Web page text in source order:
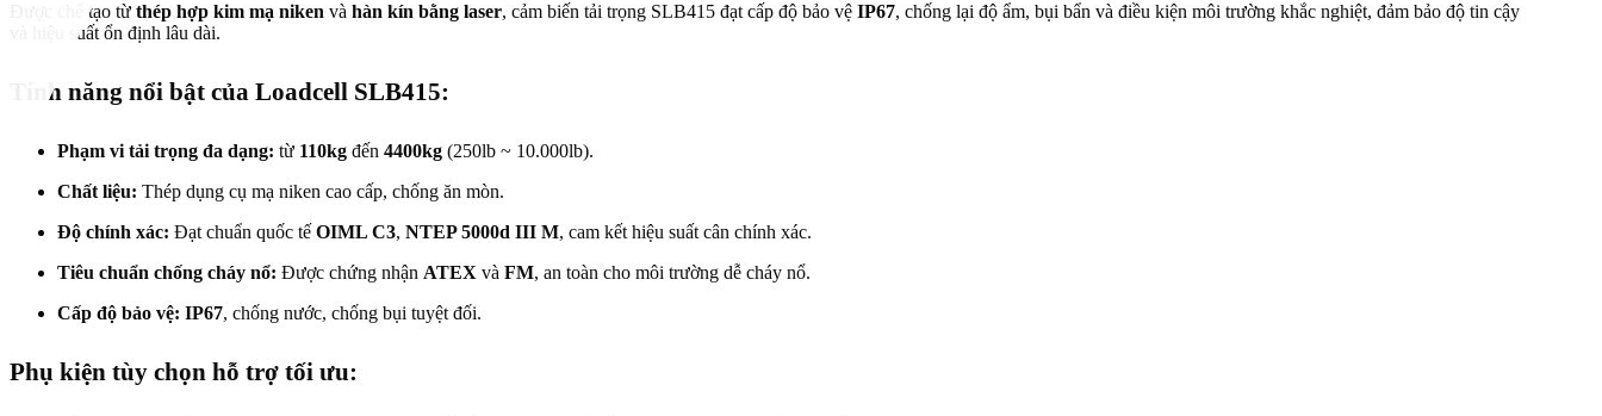
Được chế tạo từ thép hợp kim mạ niken và hàn kín bằng laser, cảm biến tải trọng SLB415 đạt cấp độ bảo vệ IP67, chống lại độ ẩm, bụi bẩn và điều kiện môi trường khắc nghiệt, đảm bảo độ tin cậy
và hiệu suất ổn định lâu dài.
Tính năng nổi bật của Loadcell SLB415:
Phạm vi tải trọng đa dạng: từ 110kg đến 4400kg (250lb ~ 10.000lb).
Chất liệu: Thép dụng cụ mạ niken cao cấp, chống ăn mòn.
Độ chính xác: Đạt chuẩn quốc tế OIML C3, NTEP 5000d III M, cam kết hiệu suất cân chính xác.
Tiêu chuẩn chống cháy nổ: Được chứng nhận ATEX và FM, an toàn cho môi trường dễ cháy nổ.
Cấp độ bảo vệ: IP67, chống nước, chống bụi tuyệt đối.
Phụ kiện tùy chọn hỗ trợ tối ưu: